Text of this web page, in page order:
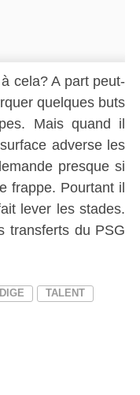
cela? A part peut-
quelques buts
Mais quand il
adverse les
presque si
frappe. Pourtant il
lever les stades.
transferts du PSG
TALENT